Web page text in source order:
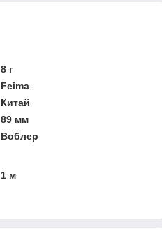
8 г
Feima
Китай
89 мм
Воблер
1 м